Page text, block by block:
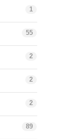
1
55
2
2
2
89